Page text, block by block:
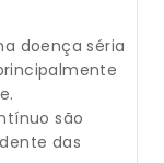
doença séria
são
das